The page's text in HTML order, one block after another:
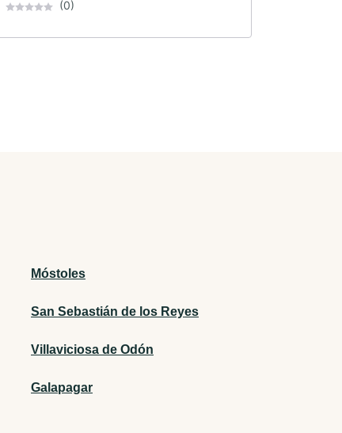
(0)
Móstoles
San Sebastián de los Reyes
Villaviciosa de Odón
Galapagar